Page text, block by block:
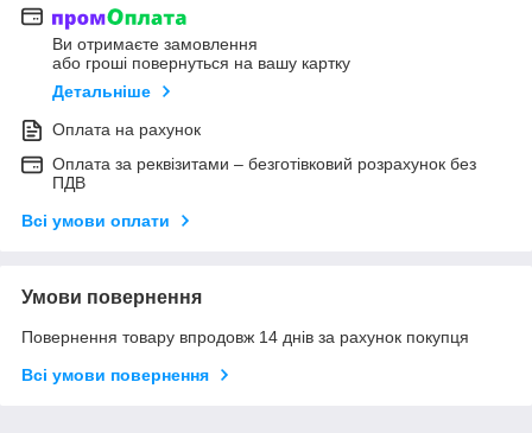
Ви отримаєте замовлення
або гроші повернуться на вашу картку
Детальніше
Оплата на рахунок
Оплата за реквізитами – безготівковий розрахунок без
ПДВ
Всі умови оплати
Умови повернення
Повернення товару впродовж 14 днів за рахунок покупця
Всі умови повернення